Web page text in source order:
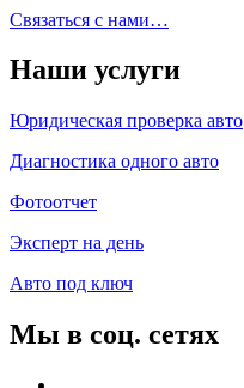
Связаться с нами…
Наши услуги
Юридическая проверка авто
Диагностика одного авто
Фотоотчет
Эксперт на день
Авто под ключ
Мы в соц. сетях